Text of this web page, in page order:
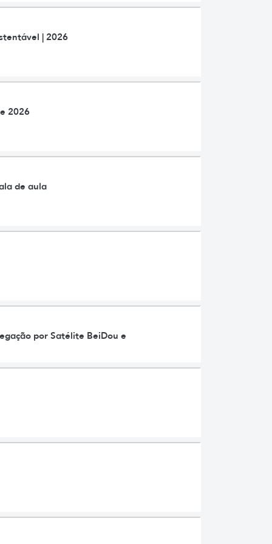
| 2026
2026
de aula
por Satélite BeiDou e